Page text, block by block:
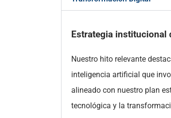
Estrategia institucional
Nuestro hito relevante
inteligencia artificial que
alineado con nuestro plan
tecnológica y la